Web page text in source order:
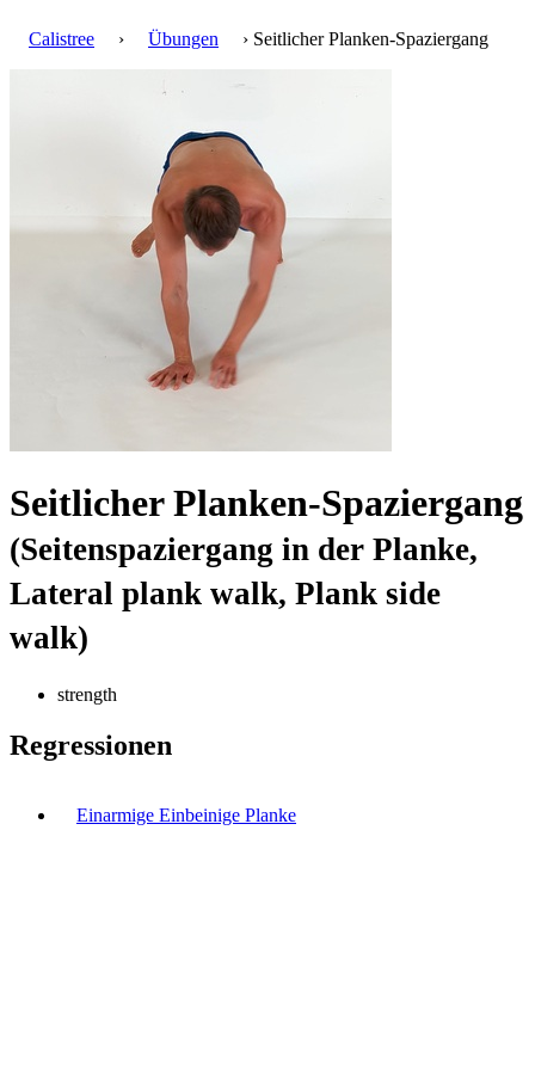
Calistree › Übungen › Seitlicher Planken-Spaziergang
Seitlicher Planken-Spaziergang
(Seitenspaziergang in der Planke,
Lateral plank walk, Plank side
walk)
strength
Regressionen
Einarmige Einbeinige Planke